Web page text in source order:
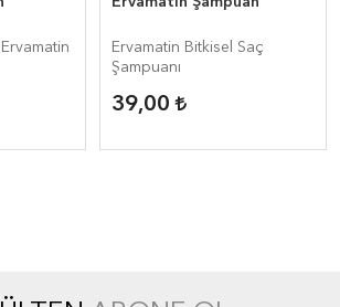
Ervamatin Bitkisel Saç
Şampuanı
39,00